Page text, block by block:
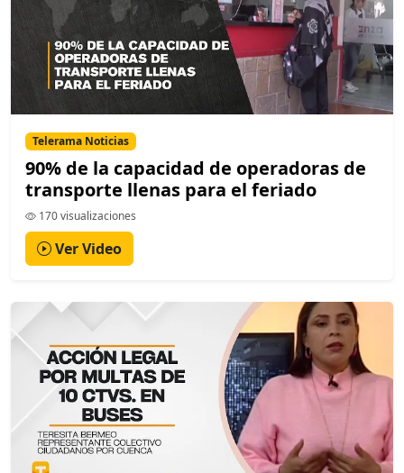
Telerama Noticias
90% de la capacidad de operadoras de
transporte llenas para el feriado
170 visualizaciones
Ver Video